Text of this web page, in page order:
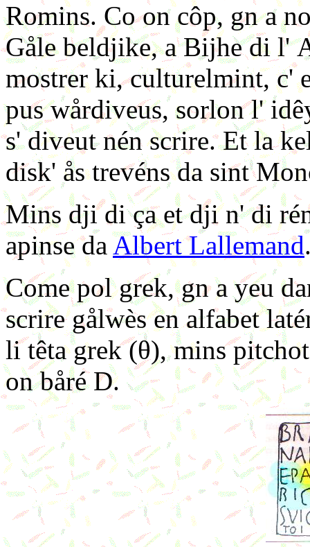
Romins. Co on côp, gn a
Gåle beldjike, a Bijhe di l'
mostrer ki, culturelmint, c'
pus wårdiveus, sorlon l'
s' diveut nén scrire. Et la
disk' ås trevéns da sint
Mins dji di ça et dji n' di
apinse daAlbert Lallemand
Come pol grek, gn a yeu
scrire gålwès en alfabet
li têta grek (θ), mins
on båré D.